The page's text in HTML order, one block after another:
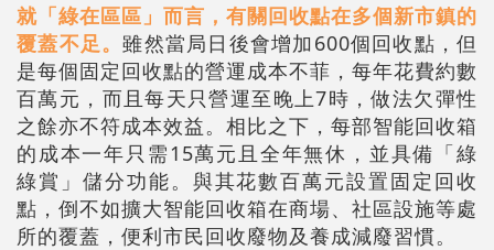
就「綠在區區」而言，有關回收點在多個新市鎮的
覆蓋不足。雖然當局日後會增加600個回收點，但
是每個固定回收點的營運成本不菲，每年花費約數
百萬元，而且每天只營運至晚上7時，做法欠彈性
之餘亦不符成本效益。相比之下，每部智能回收箱
的成本一年只需15萬元且全年無休，並具備「綠
綠賞」儲分功能。與其花數百萬元設置固定回收
點，倒不如擴大智能回收箱在商場、社區設施等處
所的覆蓋，便利市民回收廢物及養成減廢習慣。